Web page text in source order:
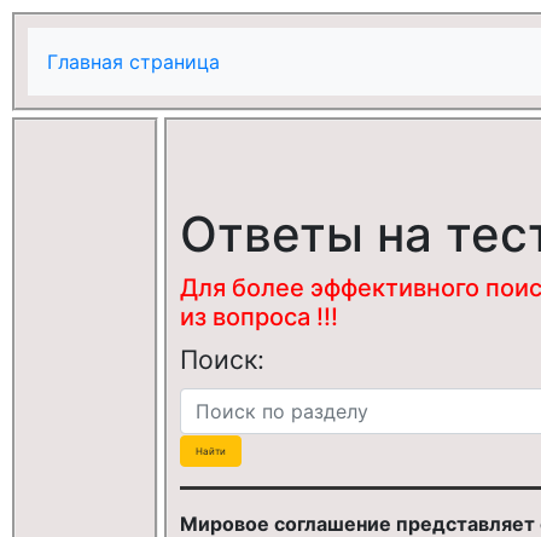
Главная страница
Ответы на
Для более эффективного
из вопроса !!!
Поиск:
Мировое соглашение представляет